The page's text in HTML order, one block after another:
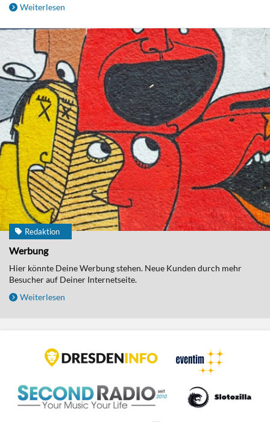
Weiterlesen
Redaktion
Werbung
Hier könnte Deine Werbung stehen. Neue Kunden durch mehr
Besucher auf Deiner Internetseite.
Weiterlesen